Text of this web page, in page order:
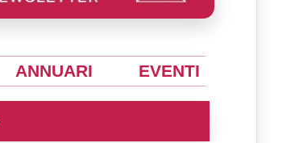
ANNUARI EVENTI